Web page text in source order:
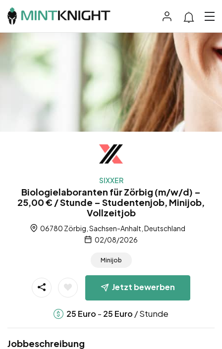
SIXXER
Biologielaboranten für Zörbig (m/w/d) –
25,00 € / Stunde – Studentenjob, Minijob,
Vollzeitjob
06780 Zörbig, Sachsen-Anhalt, Deutschland
02/08/2026
Minijob
Jetzt bewerben
25 Euro - 25 Euro / Stunde
Jobbeschreibung